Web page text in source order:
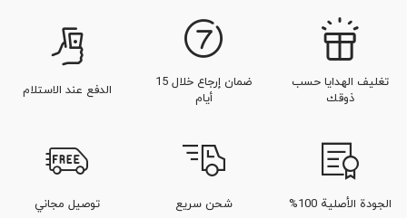
تغليف الهدايا حسب
ذوقك
ضمان إرجاع خلال 15
أيام
الدفع عند الاستلام
الجودة الأصلية 100% شحن سريع توصيل مجاني